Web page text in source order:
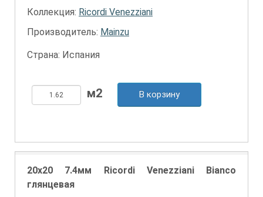
Коллекция: Ricordi Venezziani
Производитель: Mainzu
Страна: Испания
В корзину
20x20 7.4мм Ricordi Venezziani Bianco
глянцевая